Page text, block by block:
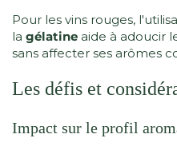
Pour les vins rouges,
la gélatine aide à adoucir
sans affecter ses arômes
Les défis et
Impact sur le profil